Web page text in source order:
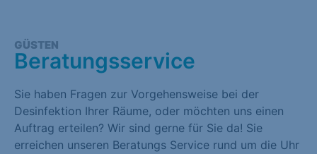
GÜSTEN
Beratungsservice
Sie haben Fragen zur Vorgehensweise bei der
Desinfektion Ihrer Räume, oder möchten uns einen
Auftrag erteilen? Wir sind gerne für Sie da! Sie
erreichen unseren Beratungs Service rund um die Uhr